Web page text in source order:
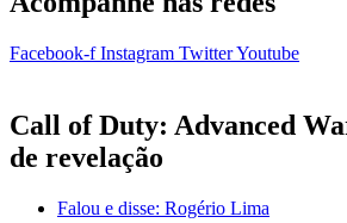
Facebook-f Instagram TwitterYoutube
Call of Duty: Advanced
de revelação
Falou e disse: Rogério Lima